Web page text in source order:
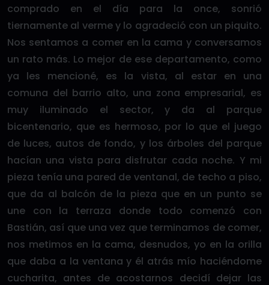
comprado en el día para la once, sonrió
tiernamente al verme y lo agradeció con un piquito.
Nos sentamos a comer en la cama y conversamos
un rato más. Lo mejor de ese departamento, como
ya les mencioné, es la vista, al estar en una
comuna del barrio alto, una zona empresarial, es
muy iluminado el sector, y da al parque
bicentenario, que es hermoso, por lo que el juego
de luces, autos de fondo, y los árboles del parque
hacían una vista para disfrutar cada noche. Y mi
pieza tenía una pared de ventanal, de techo a piso,
que da al balcón de la pieza que en un punto se
une con la terraza donde todo comenzó con
Bastián, así que una vez que terminamos de comer,
nos metimos en la cama, desnudos, yo en la orilla
que daba a la ventana y él atrás mío haciéndome
cucharita, antes de acostarnos decidí dejar las